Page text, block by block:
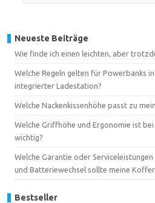
Neueste Beiträge
Wie finde ich einen leichten, aber
Welche Regeln gelten für Powerbanks
integrierter Ladestation?
Welche Nackenkissenhöhe passt zu
Welche Griffhöhe und Ergonomie ist
wichtig?
Welche Garantie oder
und Batteriewechsel sollte meine
Bestseller